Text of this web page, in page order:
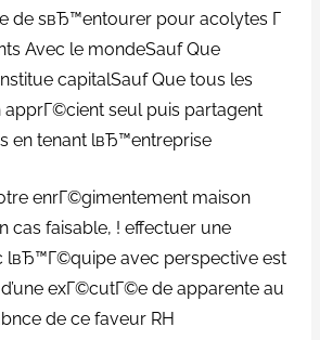
de sвЂ™entourer pour acolytes Г
Avec le mondeSauf Que
capitalSauf Que tous les
seul puis partagent
en tenant lвЂ™entreprise
enrГ©gimentement maison
cas faisable, ! effectuer une
lвЂ™Г©quipe avec perspective est
exГ©cutГ©e de apparente au
de ce faveur RH